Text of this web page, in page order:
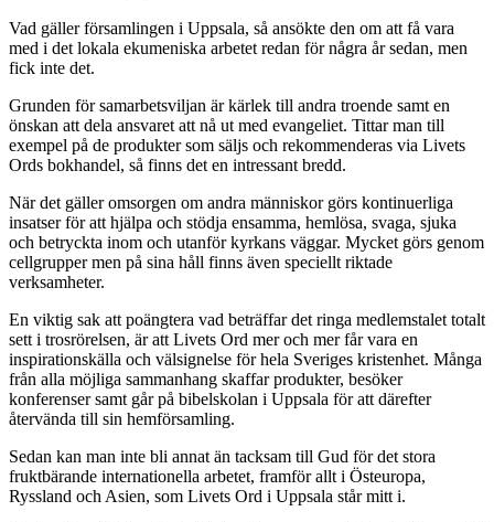
Vad gäller församlingen i Uppsala, så ansökte den om att få vara
med i det lokala ekumeniska arbetet redan för några år sedan, men
fick inte det.
Grunden för samarbetsviljan är kärlek till andra troende samt en
önskan att dela ansvaret att nå ut med evangeliet. Tittar man till
exempel på de produkter som säljs och rekommenderas via Livets
Ords bokhandel, så finns det en intressant bredd.
När det gäller omsorgen om andra människor görs kontinuerliga
insatser för att hjälpa och stödja ensamma, hemlösa, svaga, sjuka
och betryckta inom och utanför kyrkans väggar. Mycket görs genom
cellgrupper men på sina håll finns även speciellt riktade
verksamheter.
En viktig sak att poängtera vad beträffar det ringa medlemstalet totalt
sett i trosrörelsen, är att Livets Ord mer och mer får vara en
inspirationskälla och välsignelse för hela Sveriges kristenhet. Många
från alla möjliga sammanhang skaffar produkter, besöker
konferenser samt går på bibelskolan i Uppsala för att därefter
återvända till sin hemförsamling.
Sedan kan man inte bli annat än tacksam till Gud för det stora
fruktbärande internationella arbetet, framför allt i Östeuropa,
Ryssland och Asien, som Livets Ord i Uppsala står mitt i.